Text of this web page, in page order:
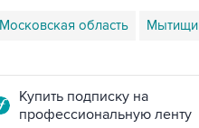
Московская область Мытищи
Купить подписку на
профессиональную ленту